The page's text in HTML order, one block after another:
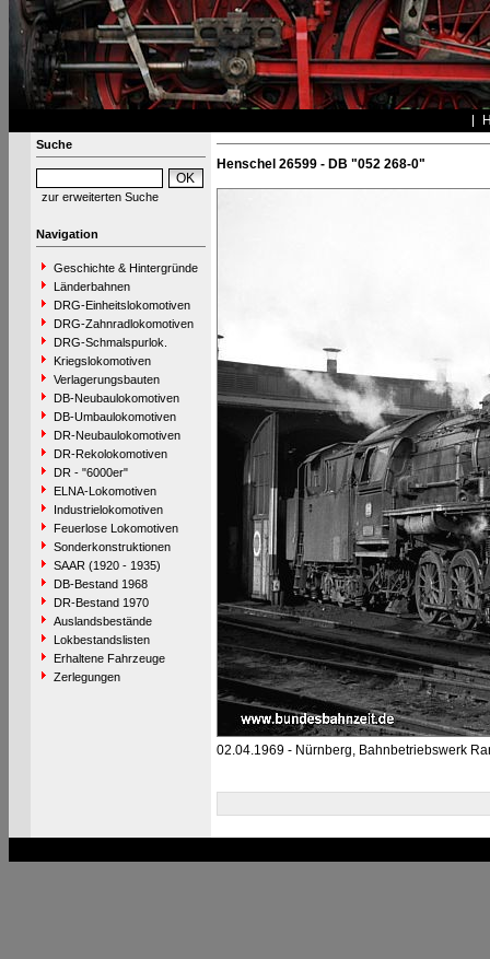
Suche
zur erweiterten Suche
Navigation
Geschichte & Hintergründe
Länderbahnen
DRG-Einheitslokomotiven
DRG-Zahnradlokomotiven
DRG-Schmalspurlok.
Kriegslokomotiven
Verlagerungsbauten
DB-Neubaulokomotiven
DB-Umbaulokomotiven
DR-Neubaulokomotiven
DR-Rekolokomotiven
DR - "6000er"
ELNA-Lokomotiven
Industrielokomotiven
Feuerlose Lokomotiven
Sonderkonstruktionen
SAAR (1920 - 1935)
DB-Bestand 1968
DR-Bestand 1970
Auslandsbestände
Lokbestandslisten
Erhaltene Fahrzeuge
Zerlegungen
Henschel 26599 - DB "052 268-0"
02.04.1969 - Nürnberg, Bahnbetriebswerk